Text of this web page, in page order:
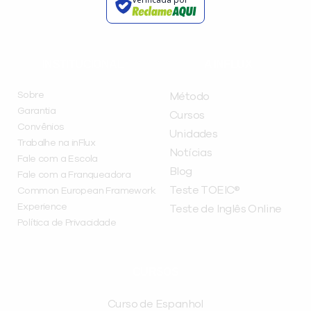
Sobre
Garantia
Convênios
Trabalhe na inFlux
Fale com a Escola
Fale com a Franqueadora
Common European Framework
Experience
Política de Privacidade
Método
Cursos
Unidades
Notícias
Blog
Teste TOEIC®
Teste de Inglês Online
Curso de Espanhol